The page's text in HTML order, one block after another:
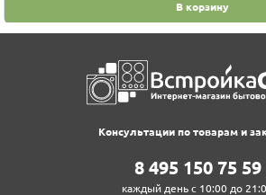
В корзину
Консультации по товарам и
8‍ 4‍9‍5‍ 1‍5‍0‍ 7‍5‍ 5‍9‍
каждый день с 10:00 до